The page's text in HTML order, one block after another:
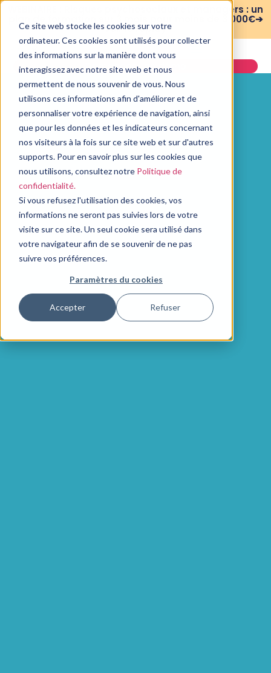
Ce site web stocke les cookies sur votre
ordinateur. Ces cookies sont utilisés pour collecter
des informations sur la manière dont vous
interagissez avec notre site web et nous
permettent de nous souvenir de vous. Nous
utilisons ces informations afin d'améliorer et de
personnaliser votre expérience de navigation, ainsi
que pour les données et les indicateurs concernant
nos visiteurs à la fois sur ce site web et sur d'autres
supports. Pour en savoir plus sur les cookies que
nous utilisons, consultez notre Politique de
confidentialité.
Si vous refusez l'utilisation des cookies, vos
informations ne seront pas suivies lors de votre
visite sur ce site. Un seul cookie sera utilisé dans
votre navigateur afin de se souvenir de ne pas
suivre vos préférences.
Paramètres du cookies
Accepter Refuser
WEBINAIRE : Risques psychosociaux et managers : un
plan de formation sur 3 mois pour moins de 3 000€➔
voir le replay
Demander une démo